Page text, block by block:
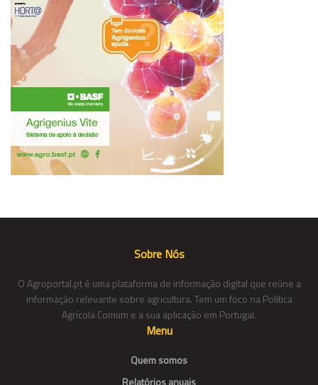
Sobre Nós
O Agroportal.pt é uma plataforma de informação digital que reúne a
informação relevante sobre agricultura. Tem um foco na Política
Agrícola Comum e a sua aplicação em Portugal.
Menu
Quem somos
Relatórios anuais